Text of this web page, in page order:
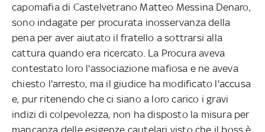
capomafia di Castelvetrano Matteo Messina Denaro,
sono indagate per procurata inosservanza della
pena per aver aiutato il fratello a sottrarsi alla
cattura quando era ricercato. La Procura aveva
contestato loro l'associazione mafiosa e ne aveva
chiesto l'arresto, ma il giudice ha modificato l'accusa
e, pur ritenendo che ci siano a loro carico i gravi
indizi di colpevolezza, non ha disposto la misura per
mancanza delle esigenze cautelari visto che il boss è